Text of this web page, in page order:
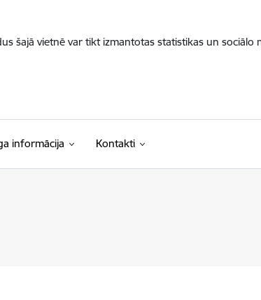
šajā vietnē var tikt izmantotas statistikas un sociālo
informācija Kontakti